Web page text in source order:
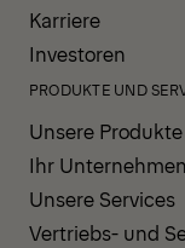
Karriere
Investoren
PRODUKTE UND
Unsere Produkte
Ihr Unternehmen
Unsere Services
Vertriebs- und